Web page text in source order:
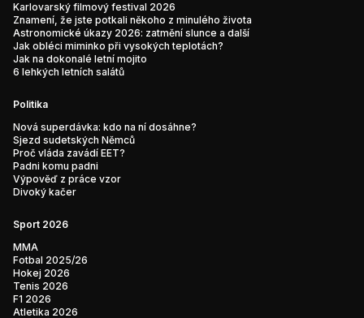
Karlovarský filmový festival 2026
Znamení, že jste potkali někoho z minulého života
Astronomické úkazy 2026: zatmění slunce a další
Jak obléci miminko při vysokých teplotách?
Jak na dokonalé letní mojito
6 lehkých letních salátů
Politika
Nová superdávka: kdo na ní dosáhne?
Sjezd sudetských Němců
Proč vláda zavádí EET?
Padni komu padni
Výpověď z práce vzor
Divoký kačer
Sport 2026
MMA
Fotbal 2025/26
Hokej 2026
Tenis 2026
F1 2026
Atletika 2026